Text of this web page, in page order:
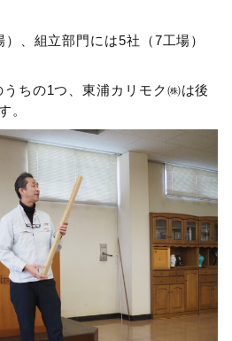
、組立部門には5社（7工場）
ちの1つ、東浦カリモク㈱は後
。